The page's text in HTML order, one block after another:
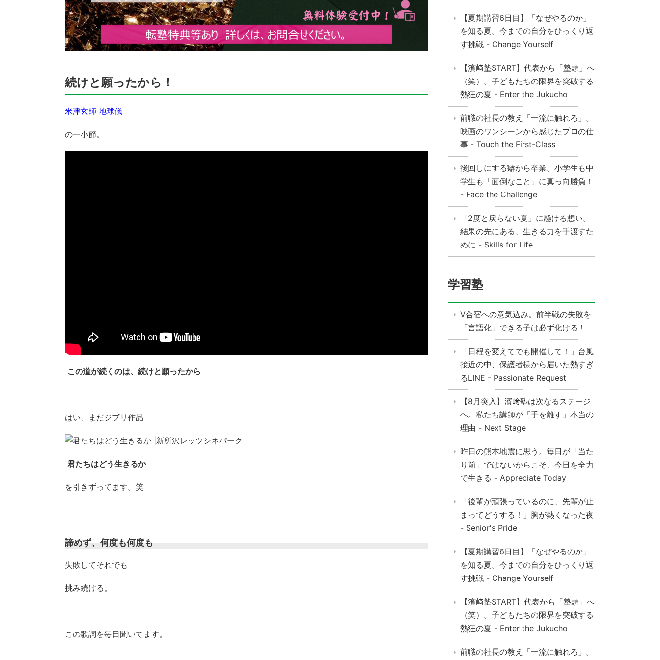
続けと願ったから！
米津玄師 地球儀
の一小節。
この道が続くのは、続けと願ったから
はい、まだジブリ作品
君たちはどう生きるか
を引きずってます。笑
諦めず、何度も何度も
失敗してそれでも
挑み続ける。
この歌詞を毎日聞いてます。
【夏期講習6日目】「なぜやるのか」
を知る夏。今までの自分をひっくり返
す挑戦 - Change Yourself
【濱﨑塾START】代表から「塾頭」へ
（笑）。子どもたちの限界を突破する
熱狂の夏 - Enter the Jukucho
前職の社長の教え「一流に触れろ」。
映画のワンシーンから感じたプロの仕
事 - Touch the First-Class
後回しにする癖から卒業。小学生も中
学生も「面倒なこと」に真っ向勝負！
- Face the Challenge
「2度と戻らない夏」に懸ける想い。
結果の先にある、生きる力を手渡すた
めに - Skills for Life
学習塾
V合宿への意気込み。前半戦の失敗を
「言語化」できる子は必ず化ける！
「日程を変えてでも開催して！」台風
接近の中、保護者様から届いた熱すぎ
るLINE - Passionate Request
【8月突入】濱﨑塾は次なるステージ
へ。私たち講師が「手を離す」本当の
理由 - Next Stage
昨日の熊本地震に思う。毎日が「当た
り前」ではないからこそ、今日を全力
で生きる - Appreciate Today
「後輩が頑張っているのに、先輩が止
まってどうする！」胸が熱くなった夜
- Senior's Pride
【夏期講習6日目】「なぜやるのか」
を知る夏。今までの自分をひっくり返
す挑戦 - Change Yourself
【濱﨑塾START】代表から「塾頭」へ
（笑）。子どもたちの限界を突破する
熱狂の夏 - Enter the Jukucho
前職の社長の教え「一流に触れろ」。